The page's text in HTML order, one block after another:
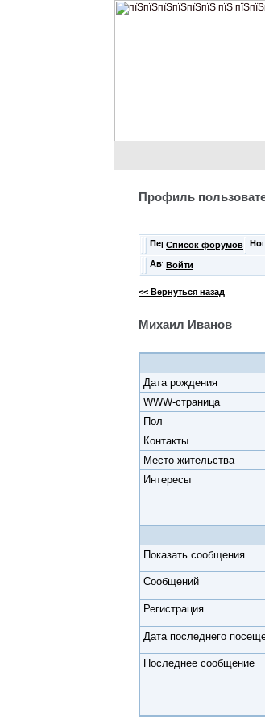
Профиль
Список форумов
Войти
<< Вернуться назад
Михаил Иванов
Дата рождения
WWW-страница
Пол
Контакты
Место жительства
Интересы
Показать сообщения
Cообщений
Регистрация
Дата последнего
Последнее сообщение